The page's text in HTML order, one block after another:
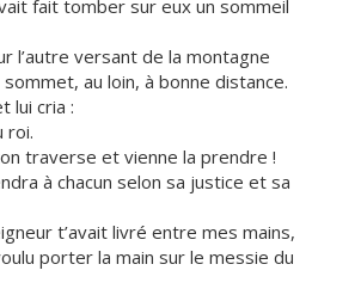
fait tomber sur eux un sommeil
l’autre versant de la montagne
au loin, à bonne distance.
lui cria :
roi.
traverse et vienne la prendre !
à chacun selon sa justice et sa
t’avait livré entre mes mains,
porter la main sur le messie du